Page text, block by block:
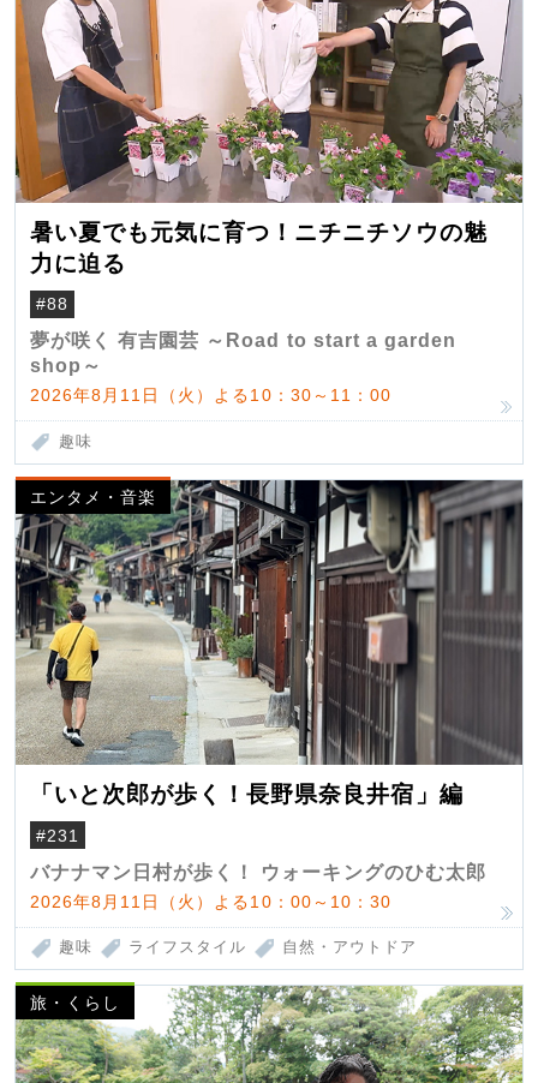
暑い夏でも元気に育つ！ニチニチソウの魅
力に迫る
#88
夢が咲く 有吉園芸 ～Road to start a garden
shop～
2026年8月11日（火）よる10：30～11：00
趣味
エンタメ・音楽
「いと次郎が歩く！長野県奈良井宿」編
#231
バナナマン日村が歩く！ ウォーキングのひむ太郎
2026年8月11日（火）よる10：00～10：30
趣味 ライフスタイル 自然・アウトドア
旅・くらし